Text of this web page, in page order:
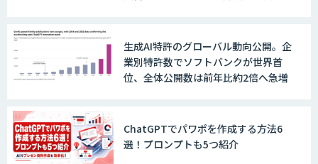
生成AI特許のグローバル動向公開。企
業別特許数でソフトバンクが世界首
位、全体公開数は前年比約2倍へ急増
ChatGPTでパワポを作成する方法6
選！プロンプトも5つ紹介